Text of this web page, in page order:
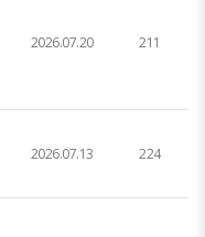
2026.07.20 211
2026.07.13 224